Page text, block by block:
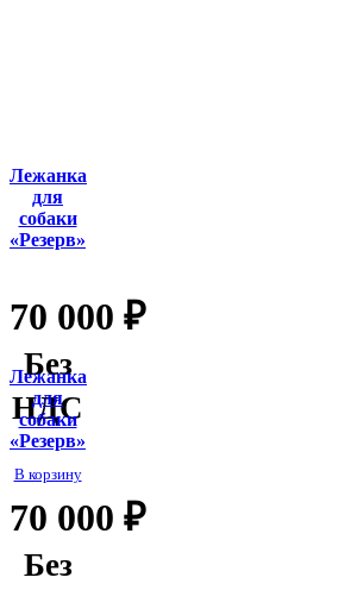
Лежанка
для
собаки
«Резерв»
70 000 ₽
Без
НДС
В корзину
Лежанка
для
собаки
«Резерв»
70 000 ₽
Без